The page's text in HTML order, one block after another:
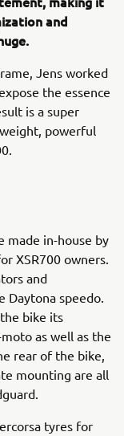
and
Jens worked
the essence
is a super
powerful
made in-house by
XSR700 owners.
and
Daytona speedo.
bike its
as well as the
rear of the bike,
mounting are all
tyres for